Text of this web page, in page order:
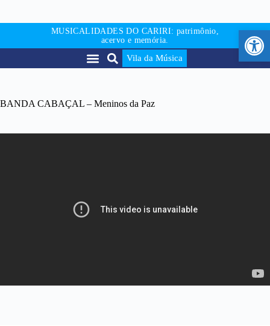
MUSICALIDADES DO CARIRI: patrimônio,
acervo e memória.
Vila da Música
BANDA CABAÇAL – Meninos da Paz